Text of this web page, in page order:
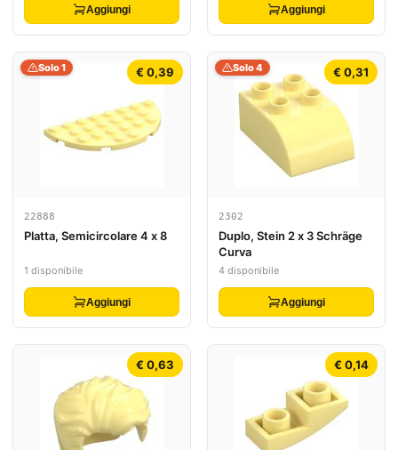
Aggiungi Aggiungi
€ 0,39
Solo 1
22888
Platta, Semicircolare 4 x 8
1 disponibile
Aggiungi
€ 0,31
Solo 4
2302
Duplo, Stein 2 x 3 Schräge
Curva
4 disponibile
Aggiungi
€ 0,63 € 0,14